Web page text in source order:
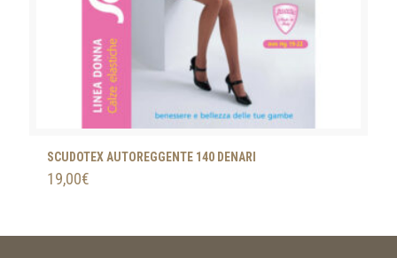
SCUDOTEX AUTOREGGENTE 140 DENARI
19,00€